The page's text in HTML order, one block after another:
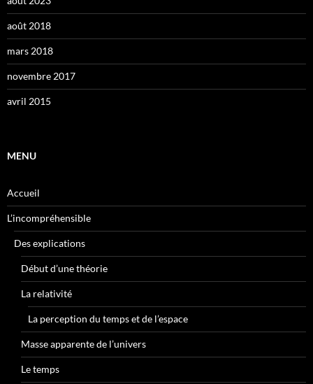
août 2018
mars 2018
novembre 2017
avril 2015
MENU
Accueil
L’incompréhensible
Des explications
Début d’une théorie
La relativité
La perception du temps et de l’espace
Masse apparente de l’univers
Le temps